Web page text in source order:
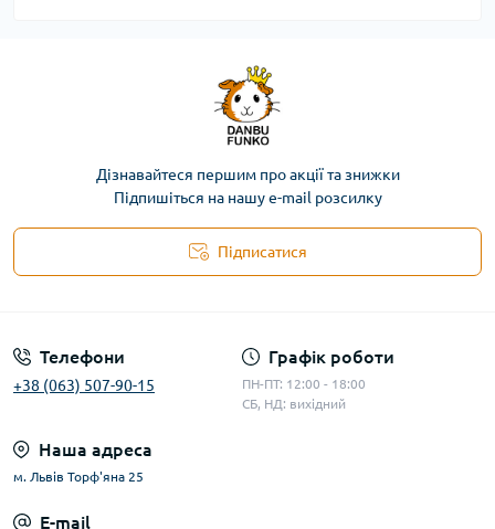
Дізнавайтеся першим про акції та знижки
Підпишіться на нашу e-mail розсилку
Підписатися
Телефони
+38 (063) 507-90-15
Графік роботи
ПН-ПТ: 12:00 - 18:00
СБ, НД: вихідний
Наша адреса
м. Львів Торф'яна 25
E-mail